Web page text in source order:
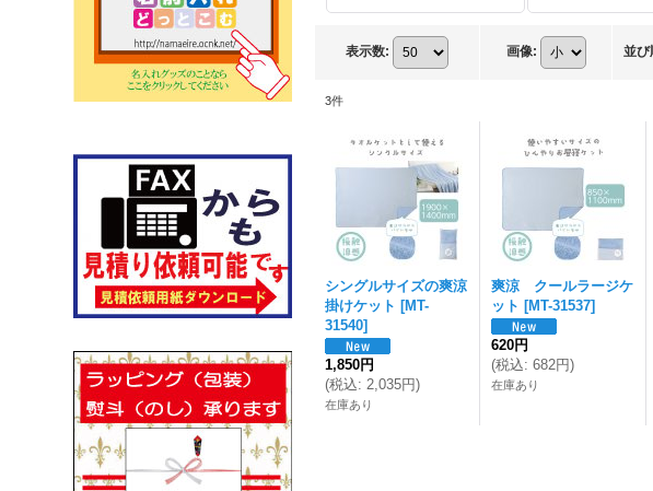
表示数: 画像: 並び
3件
シングルサイズの爽涼
掛けケット [MT-
31540]
1,850円
(税込: 2,035円)
在庫あり
爽涼 クールラージケ
ット [MT-31537]
620円
(税込: 682円)
在庫あり